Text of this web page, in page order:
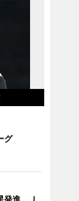
グ
発進 Ｊ